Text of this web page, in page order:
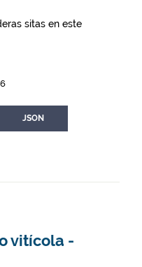
sitas en este
JSON
vitícola -